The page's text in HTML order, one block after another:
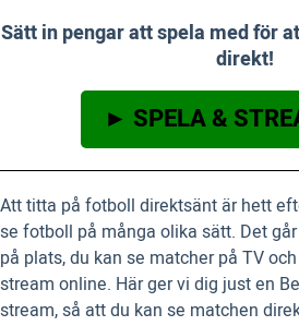
Sätt in pengar att spela med för
direkt!
► SPELA &
Att titta på fotboll direktsänt är hett
se fotboll på många olika sätt. Det
på plats, du kan se matcher på TV
stream online. Här ger vi dig just en
stream, så att du kan se matchen